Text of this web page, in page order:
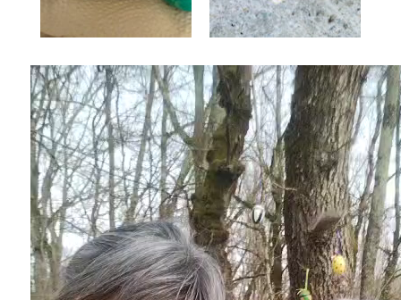
Lecteur
vidéo